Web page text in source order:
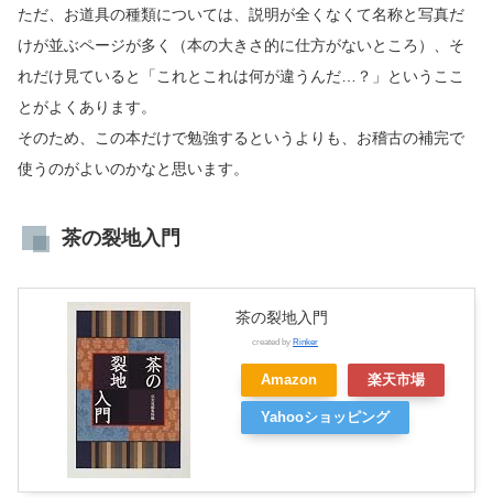
ただ、お道具の種類については、説明が全くなくて名称と写真だ
けが並ぶページが多く（本の大きさ的に仕方がないところ）、そ
れだけ見ていると「これとこれは何が違うんだ…？」というここ
とがよくあります。
そのため、この本だけで勉強するというよりも、お稽古の補完で
使うのがよいのかなと思います。
茶の裂地入門
茶の裂地入門
created by Rinker
Amazon 楽天市場
Yahooショッピング